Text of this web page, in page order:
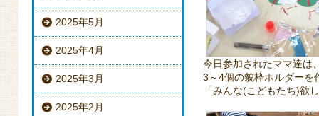
2025年5月
2025年4月
2025年3月
2025年2月
今日参加されたママ達は
3～4個の貌枠ホルダーを
「みんな(こどもたち)欲